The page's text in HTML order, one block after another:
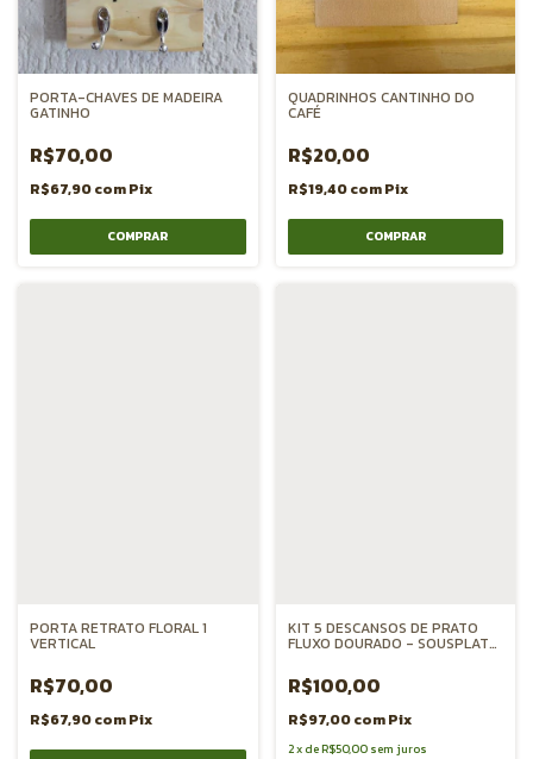
PORTA-CHAVES DE MADEIRA
GATINHO
R$70,00
R$67,90comPix
QUADRINHOS CANTINHO DO
CAFÉ
R$20,00
R$19,40comPix
COMPRAR
PORTA RETRATO FLORAL 1
VERTICAL
R$70,00
R$67,90comPix
KIT 5 DESCANSOS DE PRATO
FLUXO DOURADO - SOUSPLAT
R$100,00
R$97,00comPix
2xdeR$50,00 sem juros